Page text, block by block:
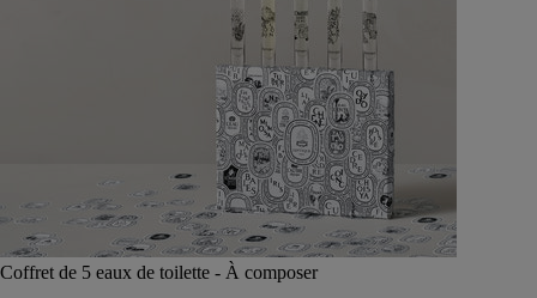
Coffret de 5 eaux de toilette - À composer